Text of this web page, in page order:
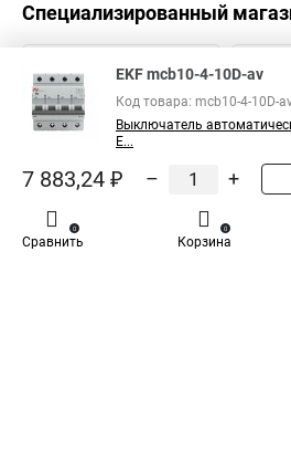
Специализированный
EKF mcb10-4-10D-av
Код товара: mcb10-4-10D-
Выключатель
E...
7 883,24 ₽ – +
Сравнить
0
Корзина
0